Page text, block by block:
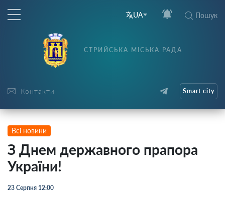
UA Пошук
Контакти
СТРИЙСЬКА МІСЬКА РАДА
Smart city
Всі новини
З Днем державного прапора
України!
23 Серпня 12:00